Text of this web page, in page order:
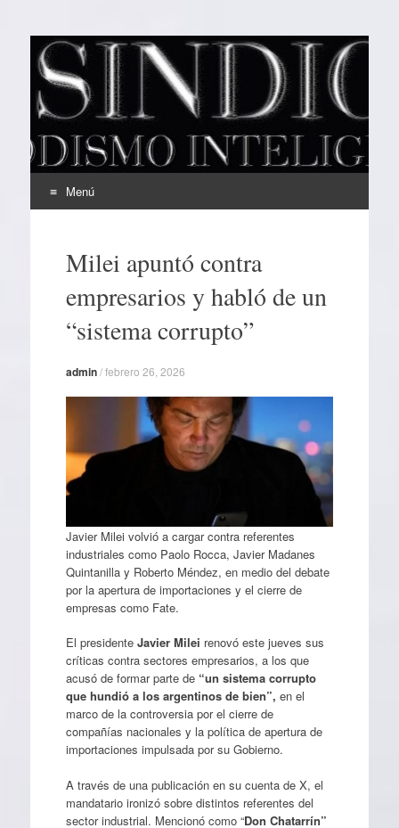
EL SINDICAL
Periodismo Inteligente
Menú
contenidoMilei apuntó contra
empresarios y habló de un
“sistema corrupto”
admin/febrero 26, 2026
Javier Milei volvió a cargar contra referentes
industriales como Paolo Rocca, Javier Madanes
Quintanilla y Roberto Méndez, en medio del debate
por la apertura de importaciones y el cierre de
empresas como Fate.
El presidente Javier Milei renovó este jueves sus
críticas contra sectores empresarios, a los que
acusó de formar parte de “un sistema corrupto
que hundió a los argentinos de bien”, en el
marco de la controversia por el cierre de
compañías nacionales y la política de apertura de
importaciones impulsada por su Gobierno.
A través de una publicación en su cuenta de X, el
mandatario ironizó sobre distintos referentes del
sector industrial. Mencionó como “Don Chatarrín”